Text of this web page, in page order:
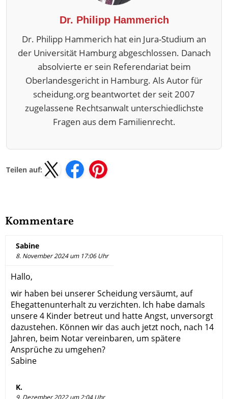
Dr. Philipp Hammerich
Dr. Philipp Hammerich hat ein Jura-Studium an
der Universität Hamburg abgeschlossen. Danach
absolvierte er sein Referendariat beim
Oberlandesgericht in Hamburg. Als Autor für
scheidung.org beantwortet der seit 2007
zugelassene Rechtsanwalt unterschiedlichste
Fragen aus dem Familienrecht.
Teilen auf:
Kommentare
Sabine
8. November 2024 um 17:06 Uhr
Hallo,
wir haben bei unserer Scheidung versäumt, auf
Ehegattenunterhalt zu verzichten. Ich habe damals
unsere 4 Kinder betreut und hatte Angst, unversorgt
dazustehen. Können wir das auch jetzt noch, nach 14
Jahren, beim Notar vereinbaren, um spätere
Ansprüche zu umgehen?
Sabine
K.